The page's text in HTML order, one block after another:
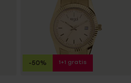
-50% 1+1 gratis